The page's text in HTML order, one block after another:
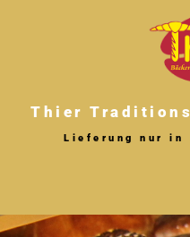
Thier
Lieferung nur in